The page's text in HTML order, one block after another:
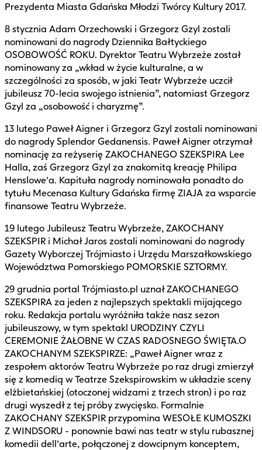
Prezydenta Miasta Gdańska Młodzi Twórcy Kultury 2017.
8 stycznia Adam Orzechowski i Grzegorz Gzyl zostali
nominowani do nagrody Dziennika Bałtyckiego
OSOBOWOŚĆ ROKU. Dyrektor Teatru Wybrzeże został
nominowany za „wkład w życie kulturalne, a w
szczególności za sposób, w jaki Teatr Wybrzeże uczcił
jubileusz 70-lecia swojego istnienia”, natomiast Grzegorz
Gzyl za „osobowość i charyzmę”.
13 lutego Paweł Aigner i Grzegorz Gzyl zostali nominowani
do nagrody Splendor Gedanensis. Paweł Aigner otrzymał
nominację za reżyserię ZAKOCHANEGO SZEKSPIRA Lee
Halla, zaś Grzegorz Gzyl za znakomitą kreację Philipa
Henslowe'a. Kapituła nagrody nominowała ponadto do
tytułu Mecenasa Kultury Gdańska firmę ZIAJA za wsparcie
finansowe Teatru Wybrzeże.
19 lutego Jubileusz Teatru Wybrzeże, ZAKOCHANY
SZEKSPIR i Michał Jaros zostali nominowani do nagrody
Gazety Wyborczej Trójmiasto i Urzędu Marszałkowskiego
Województwa Pomorskiego POMORSKIE SZTORMY.
29 grudnia portal Trójmiasto.pl uznał ZAKOCHANEGO
SZEKSPIRA za jeden z najlepszych spektakli mijającego
roku. Redakcja portalu wyróżniła także nasz sezon
jubileuszowy, w tym spektakl URODZINY CZYLI
CEREMONIE ŻAŁOBNE W CZAS RADOSNEGO ŚWIĘTA.O
ZAKOCHANYM SZEKSPIRZE: „Paweł Aigner wraz z
zespołem aktorów Teatru Wybrzeże po raz drugi zmierzył
się z komedią w Teatrze Szekspirowskim w układzie sceny
elżbietańskiej (otoczonej widzami z trzech stron) i po raz
drugi wyszedł z tej próby zwycięsko. Formalnie
ZAKOCHANY SZEKSPIR przypomina WESOŁE KUMOSZKI
Z WINDSORU - ponownie bawi nas teatr w stylu rubasznej
komedii dell'arte, połączonej z dowcipnym konceptem,